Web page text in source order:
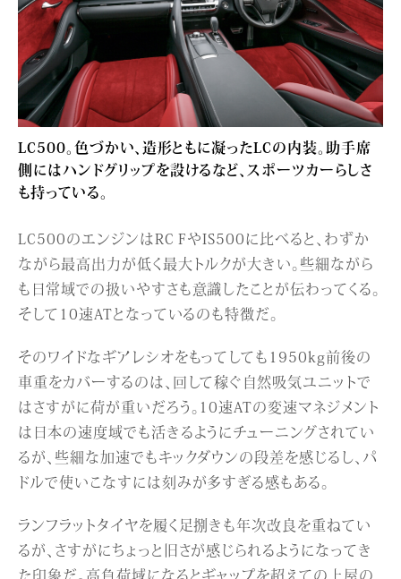
LC500。色づかい、造形ともに凝ったLCの内装。助手席
側にはハンドグリップを設けるなど、スポーツカーらしさ
も持っている。
LC500のエンジンはRC FやIS500に比べると、わずか
ながら最高出力が低く最大トルクが大きい。些細ながら
も日常域での扱いやすさも意識したことが伝わってくる。
そして10速ATとなっているのも特徴だ。
そのワイドなギアレシオをもってしても1950kg前後の
車重をカバーするのは、回して稼ぐ自然吸気ユニットで
はさすがに荷が重いだろう。10速ATの変速マネジメント
は日本の速度域でも活きるようにチューニングされてい
るが、些細な加速でもキックダウンの段差を感じるし、パ
ドルで使いこなすには刻みが多すぎる感もある。
ランフラットタイヤを履く足捌きも年次改良を重ねてい
るが、さすがにちょっと旧さが感じられるようになってき
た印象だ。高負荷域になるとギャップを超えての上屋の